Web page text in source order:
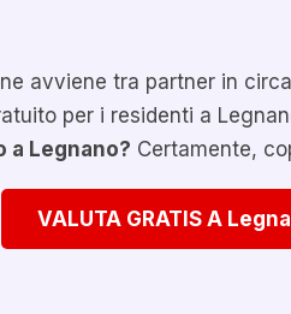
avviene tra partner in
per i residenti a
a Legnano? Certamente,
VALUTA GRATIS A